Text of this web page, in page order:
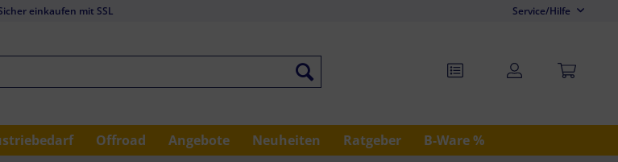
einkaufen mit SSL Service/Hilfe
Offroad Angebote Neuheiten Ratgeber B-Ware %